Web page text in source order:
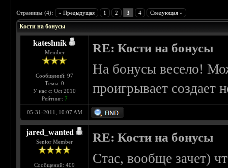
Страницы (4): « Предыдущая 1 2 3 4 Следующая »
Кости на бонусы
kateshnik
Member
Сообщений: 97
Темы: 0
У нас с: Oct 2010
Рейтинг: 7
RE: Кости на бонусы
На бонусы весело!
проигрывает создает
05-31-2011, 10:07 AM
jared_wanted
Senior Member
Сообщений: 409
RE: Кости на бонусы
Стас, вообще зачет)